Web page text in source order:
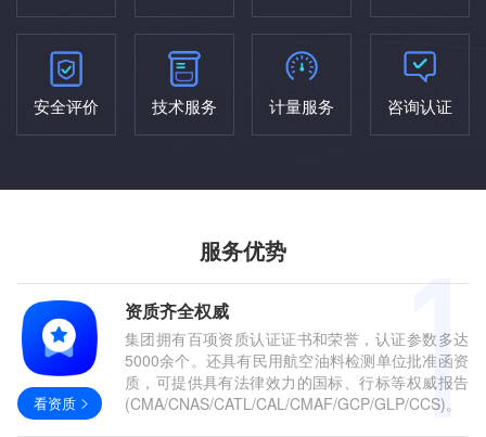
安全评价 技术服务 计量服务 咨询认证
服务优势
看资质
资质齐全权威
集团拥有百项资质认证证书和荣誉，认证参数多达
5000余个。还具有民用航空油料检测单位批准函资
质，可提供具有法律效力的国标、行标等权威报告
(CMA/CNAS/CATL/CAL/CMAF/GCP/GLP/CCS)。